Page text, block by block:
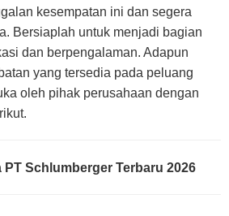
kesempatan ini dan segera
Bersiaplah untuk menjadi bagian
dan berpengalaman. Adapun
yang tersedia pada peluang
oleh pihak perusahaan dengan
PT Schlumberger Terbaru 2026